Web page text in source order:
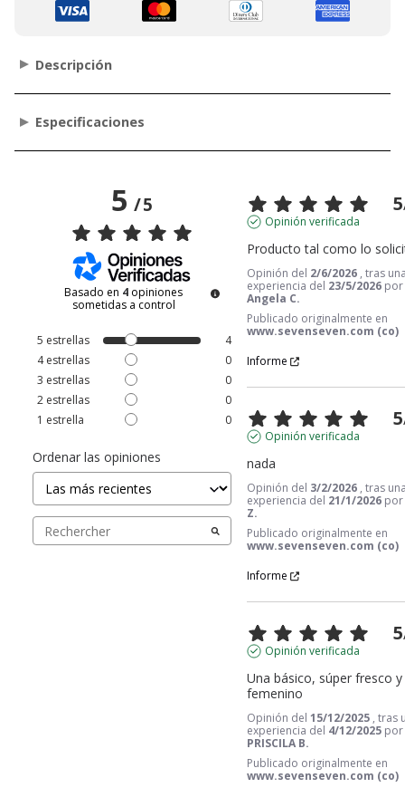
Descripción
Especificaciones
5/5
Basado en 4 opiniones
sometidas a control
5 estrellas
4
4estrellas
0
3 estrellas
0
2 estrellas
0
1 estrella 0
Ordenar las opiniones
5
Opinión verificada
Producto tal como lo
Opinión del 2/6/2026 , tras
experiencia del 23/5/2026
Angela C.
Publicado originalmente en
www.sevenseven.com (co)
Informe
5
Opinión verificada
nada
Opinión del 3/2/2026 , tras
experiencia del 21/1/2026
Z.
Publicado originalmente en
www.sevenseven.com (co)
Informe
5
Opinión verificada
Una básico, súper fresco y
femenino
Opinión del15/12/2025 , tras
experiencia del 4/12/2025 por
PRISCILA B.
Publicado originalmente en
www.sevenseven.com (co)